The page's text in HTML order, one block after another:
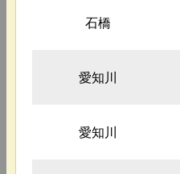
石橋
愛知川
愛知川